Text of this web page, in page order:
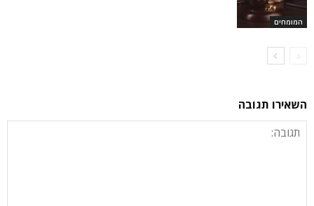
המומחים
השאירו תגובה